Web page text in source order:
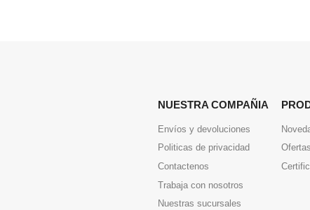
NUESTRA COMPAÑIA
Envíos y devoluciones
Politicas de privacidad
Contactenos
Trabaja con nosotros
Nuestras sucursales
Ofertas